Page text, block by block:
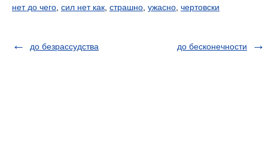
нет до чего сил нет как страшно ужасно чертовски
до безрассудства до бесконечности